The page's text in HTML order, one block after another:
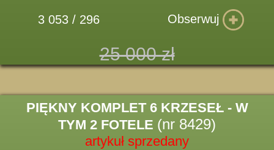
3 053 / 296 Obserwuj
25 000 zł
PIĘKNY KOMPLET 6 KRZESEŁ - W
TYM 2 FOTELE (nr 8429)
artykuł sprzedany